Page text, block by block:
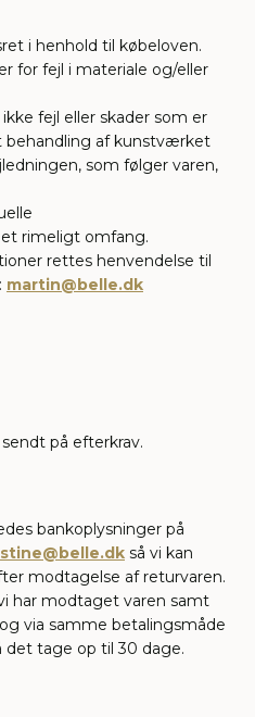
i henhold til købeloven.
for fejl i materiale og/eller
fejl eller skader som er
behandling af kunstværket
som følger varen,
rimeligt omfang.
rettes henvendelse til
martin@belle.dk
på efterkrav.
bankoplysninger på
stine@belle.dk så vi kan
modtagelse af returvaren.
har modtaget varen samt
via samme betalingsmåde
det tage op til 30 dage.